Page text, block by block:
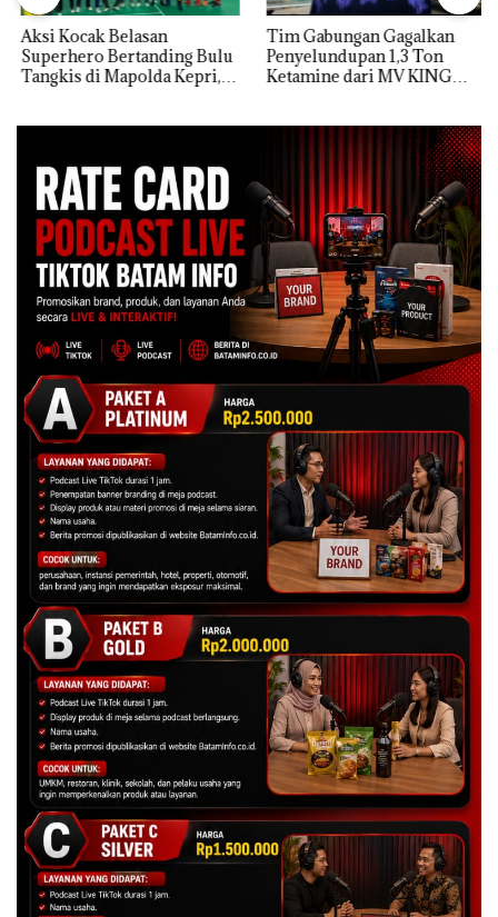
Aksi Kocak Belasan
Superhero Bertanding Bulu
Tangkis di Mapolda Kepri,
Tim Gabungan Gagalkan
Penyelundupan 1,3 Ton
Ketamine dari MV KING